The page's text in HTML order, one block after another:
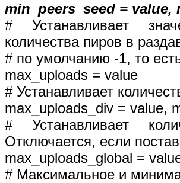
min_peers_seed = value,
# Устанавливает
количества пиров в
# по умолчанию -1, то
max_uploads = value
# Устанавливает
max_uploads_div = value,
# Устанавливает
Отключается, если
max_uploads_global =
# Максимальное и